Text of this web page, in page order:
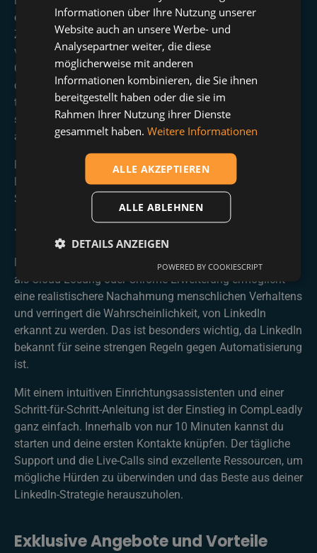
ein weiteres Plus. Das Team hilft dir bei der
Zielgruppenanalyse, Profiloptimierung und dem Erstellen
von Akquise-Nachrichten. Das zeigt klar, dass es bei
CompLeadly nicht nur um Automatisierung geht, sondern
darum, den Erfolg auf LinkedIn zu maximieren. Die
täglichen Live-Calls und der deutschsprachige Support
sind ein zusätzlicher Bonus, der zeigt, dass CompLeadly
auf den Erfolg seiner Nutzer fokussiert ist.
Falls du noch keine LinkedIn-Strategie hast oder neu auf
LinkedIn bist, hilft dir das CompLeadly-Team, eine
Strategie zu entwickeln und zu automatisieren.
Technische Umsetzung
Die technische Umsetzung als Computer-Software statt
als Cloud-Lösung oder Chrome-Erweiterung ermöglicht
eine realistischere Nachahmung menschlichen Verhaltens
und verringert die Wahrscheinlichkeit, von LinkedIn
erkannt zu werden. Das ist besonders wichtig, da LinkedIn
bekannt für seine strengen Regeln gegen Automatisierung
ist.
Mit einem intuitiven Einrichtungsassistenten und einer
Schritt-für-Schritt-Anleitung ist der Einstieg in CompLeadly
ganz einfach. Innerhalb von nur 10 Minuten kannst du
starten und deine ersten Kontakte knüpfen. Der tägliche
Support und die Live-Calls sind exzellente Ressourcen, um
mögliche Hürden zu überwinden und das Beste aus deiner
LinkedIn-Strategie herauszuholen.
Exklusive Angebote und Vorteile
Informationen über Ihre Nutzung unserer
Website auch an unsere Werbe- und
Analysepartner weiter, die diese
möglicherweise mit anderen
Informationen kombinieren, die Sie ihnen
bereitgestellt haben oder die sie im
Rahmen Ihrer Nutzung ihrer Dienste
gesammelt haben.Weitere Informationen
ALLE AKZEPTIEREN
ALLE ABLEHNEN
DETAILS ANZEIGEN
POWERED BY COOKIESCRIPT